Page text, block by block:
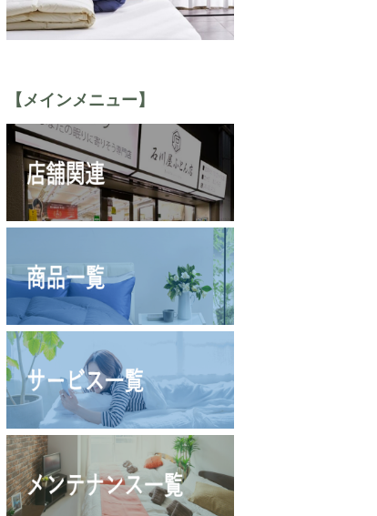
【メインメニュー】